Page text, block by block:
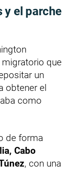
y el parche
que
un
obtener el
como
de forma
Cabo
, con una